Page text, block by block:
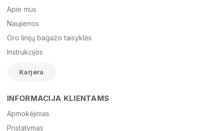
El. paštas
Žinutė
Apie mus
Naujienos
Oro linijų bagažo taisyklės
Instrukcijos
Karjera
INFORMACIJA KLIENTAMS
Apmokėjimas
Pristatymas